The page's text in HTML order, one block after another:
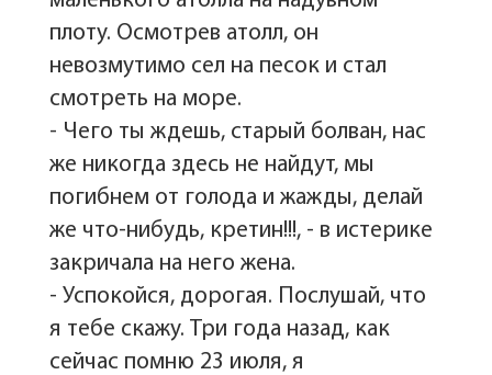
плоту. Осмотрев атолл, он
невозмутимо сел на песок и стал
смотреть на море.
- Чего ты ждешь, старый болван, нас
же никогда здесь не найдут, мы
погибнем от голода и жажды, делай
же что-нибудь, кретин!!!, - в истерике
закричала на него жена.
- Успокойся, дорогая. Послушай, что
я тебе скажу. Три года назад, как
сейчас помню 23 июля, я